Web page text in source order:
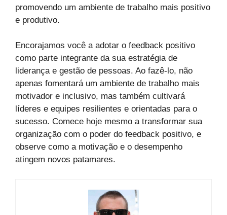
promovendo um ambiente de trabalho mais positivo
e produtivo.
Encorajamos você a adotar o feedback positivo
como parte integrante da sua estratégia de
liderança e gestão de pessoas. Ao fazê-lo, não
apenas fomentará um ambiente de trabalho mais
motivador e inclusivo, mas também cultivará
líderes e equipes resilientes e orientadas para o
sucesso. Comece hoje mesmo a transformar sua
organização com o poder do feedback positivo, e
observe como a motivação e o desempenho
atingem novos patamares.